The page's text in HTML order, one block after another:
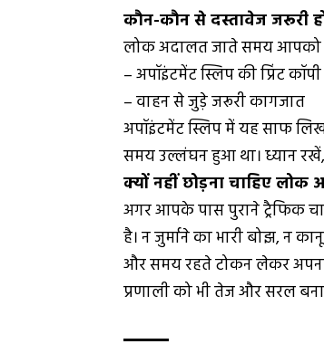
कौन-कौन से दस्तावेज जरूरी
लोक अदालत जाते समय आपको
– अपॉइंटमेंट स्लिप की प्रिंट कॉपी
– वाहन से जुड़े जरूरी कागजात
अपॉइंटमेंट स्लिप में यह साफ
समय उल्लंघन हुआ था। ध्यान
क्यों नहीं छोड़ना चाहिए लोक
अगर आपके पास पुराने ट्रैफिक
है। न जुर्माने का भारी बोझ, न
और समय रहते टोकन लेकर
प्रणाली को भी तेज और सरल